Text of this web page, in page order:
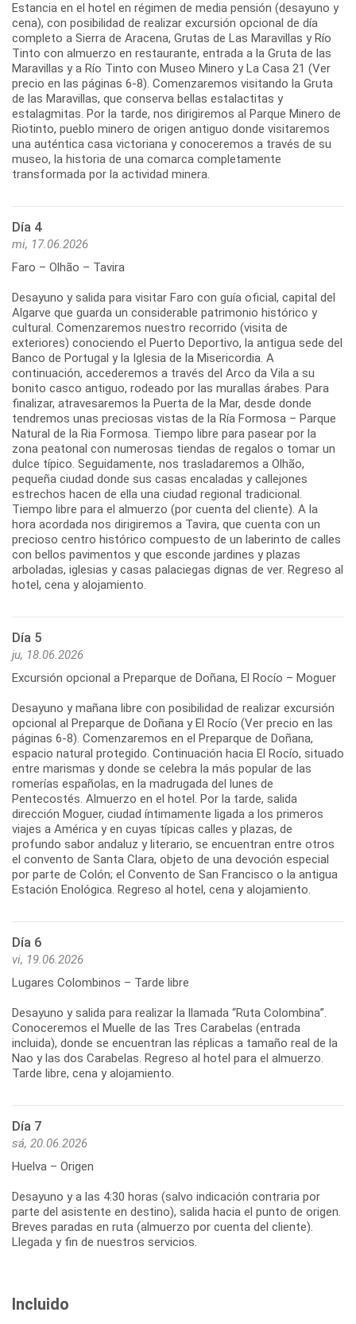
Estancia en el hotel en régimen de media pensión (desayuno y
cena), con posibilidad de realizar excursión opcional de día
completo a Sierra de Aracena, Grutas de Las Maravillas y Río
Tinto con almuerzo en restaurante, entrada a la Gruta de las
Maravillas y a Río Tinto con Museo Minero y La Casa 21 (Ver
precio en las páginas 6-8). Comenzaremos visitando la Gruta
de las Maravillas, que conserva bellas estalactitas y
estalagmitas. Por la tarde, nos dirigiremos al Parque Minero de
Riotinto, pueblo minero de origen antiguo donde visitaremos
una auténtica casa victoriana y conoceremos a través de su
museo, la historia de una comarca completamente
transformada por la actividad minera.
Día 4
mi, 17.06.2026
Faro – Olhão – Tavira
Desayuno y salida para visitar Faro con guía oficial, capital del
Algarve que guarda un considerable patrimonio histórico y
cultural. Comenzaremos nuestro recorrido (visita de
exteriores) conociendo el Puerto Deportivo, la antigua sede del
Banco de Portugal y la Iglesia de la Misericordia. A
continuación, accederemos a través del Arco da Vila a su
bonito casco antiguo, rodeado por las murallas árabes. Para
finalizar, atravesaremos la Puerta de la Mar, desde donde
tendremos unas preciosas vistas de la Ría Formosa – Parque
Natural de la Ria Formosa. Tiempo libre para pasear por la
zona peatonal con numerosas tiendas de regalos o tomar un
dulce típico. Seguidamente, nos trasladaremos a Olhão,
pequeña ciudad donde sus casas encaladas y callejones
estrechos hacen de ella una ciudad regional tradicional.
Tiempo libre para el almuerzo (por cuenta del cliente). A la
hora acordada nos dirigiremos a Tavira, que cuenta con un
precioso centro histórico compuesto de un laberinto de calles
con bellos pavimentos y que esconde jardines y plazas
arboladas, iglesias y casas palaciegas dignas de ver. Regreso al
hotel, cena y alojamiento.
Día 5
ju, 18.06.2026
Excursión opcional a Preparque de Doñana, El Rocío – Moguer
Desayuno y mañana libre con posibilidad de realizar excursión
opcional al Preparque de Doñana y El Rocío (Ver precio en las
páginas 6-8). Comenzaremos en el Preparque de Doñana,
espacio natural protegido. Continuación hacia El Rocío, situado
entre marismas y donde se celebra la más popular de las
romerías españolas, en la madrugada del lunes de
Pentecostés. Almuerzo en el hotel. Por la tarde, salida
dirección Moguer, ciudad íntimamente ligada a los primeros
viajes a América y en cuyas típicas calles y plazas, de
profundo sabor andaluz y literario, se encuentran entre otros
el convento de Santa Clara, objeto de una devoción especial
por parte de Colón; el Convento de San Francisco o la antigua
Estación Enológica. Regreso al hotel, cena y alojamiento.
Día 6
vi, 19.06.2026
Lugares Colombinos – Tarde libre
Desayuno y salida para realizar la llamada “Ruta Colombina”.
Conoceremos el Muelle de las Tres Carabelas (entrada
incluida), donde se encuentran las réplicas a tamaño real de la
Nao y las dos Carabelas. Regreso al hotel para el almuerzo.
Tarde libre, cena y alojamiento.
Día 7
sá, 20.06.2026
Huelva – Origen
Desayuno y a las 4:30 horas (salvo indicación contraria por
parte del asistente en destino), salida hacia el punto de origen.
Breves paradas en ruta (almuerzo por cuenta del cliente).
Incluido